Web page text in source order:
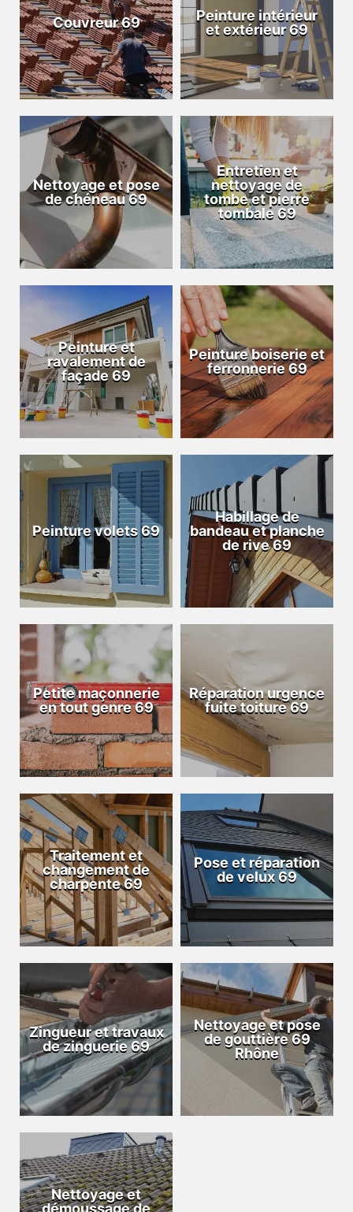
Couvreur 69
Peinture intérieur
et extérieur 69
Nettoyage et pose
de chéneau 69
Entretien et
nettoyage de
tombe et pierre
tombale 69
Peinture et
ravalement de
façade 69
Peinture boiserie et
ferronnerie 69
Peinture volets 69
Habillage de
bandeau et planche
de rive 69
Petite maçonnerie
en tout genre 69
Réparation urgence
fuite toiture 69
Traitement et
changement de
charpente 69
Pose et réparation
de velux 69
Zingueur et travaux
de zinguerie 69
Nettoyage et pose
de gouttière 69
Rhône
Nettoyage et
démoussage de